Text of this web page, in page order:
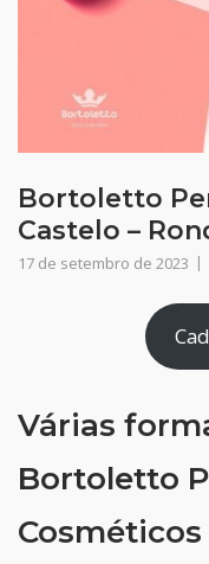
Bortoletto
Castelo –
17 de setembro de 2023
Várias
Bortoletto